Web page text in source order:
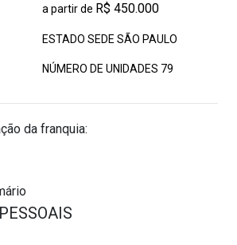
a partir de R$ 450.000
ESTADO SEDE SÃO PAULO
NÚMERO DE UNIDADES 79
da franquia: